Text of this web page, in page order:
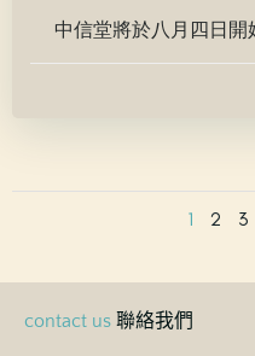
中信堂將於八月四日開
Page
1 Page
2 3
contact us 聯絡我們